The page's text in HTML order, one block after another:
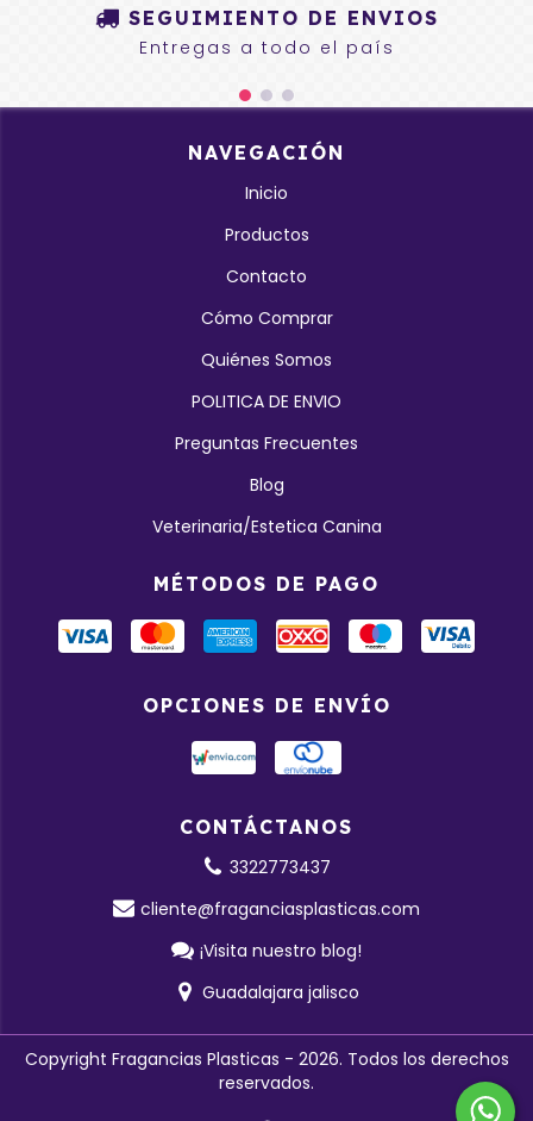
SEGUIMIENTO DE ENVIOS
Entregas a todo el país
NAVEGACIÓN
Inicio
Productos
Contacto
Cómo Comprar
Quiénes Somos
POLITICA DE ENVIO
Preguntas Frecuentes
Blog
Veterinaria/Estetica Canina
MÉTODOS DE PAGO
OPCIONES DE ENVÍO
CONTÁCTANOS
3322773437
cliente@fraganciasplasticas.com
¡Visita nuestro blog!
Guadalajara jalisco
Copyright Fragancias Plasticas - 2026. Todos los derechos
reservados.